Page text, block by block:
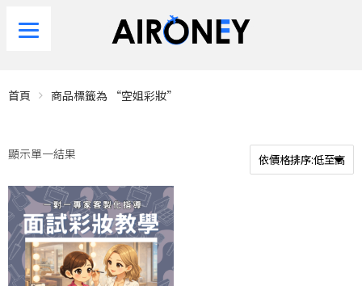
首頁 商品標籤為 “空姐彩妝”
顯示單一結果